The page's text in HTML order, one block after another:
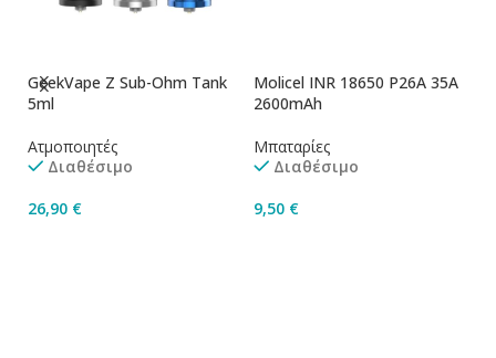
GeekVape Z Sub-Ohm Tank
5ml
Ατμοποιητές
Διαθέσιμο
26,90 €
Molicel INR 18650 P26A 35A
2600mAh
Μπαταρίες
Διαθέσιμο
9,50 €